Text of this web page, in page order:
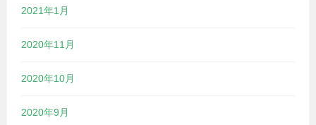
2021年1月
2020年11月
2020年10月
2020年9月